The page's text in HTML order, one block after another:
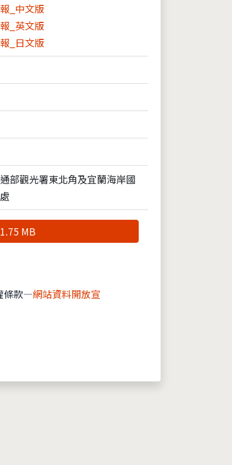
_中文版
_英文版
_日文版
部觀光署東北角及宜蘭海岸國
MB
條款—網站資料開放宣